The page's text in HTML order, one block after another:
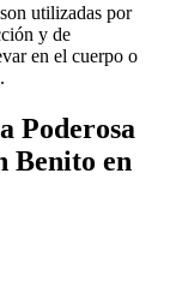
utilizadas por
y de
en el cuerpo o
Poderosa
Benito en